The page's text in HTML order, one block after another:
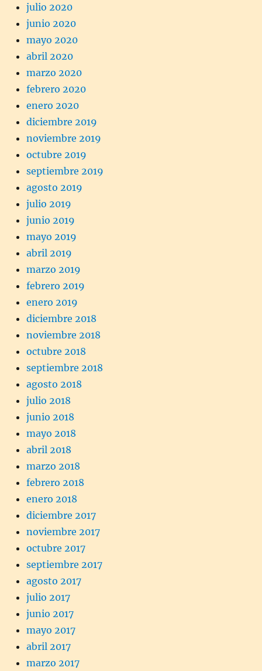
julio 2020
junio 2020
mayo 2020
abril 2020
marzo 2020
febrero 2020
enero 2020
diciembre 2019
noviembre 2019
octubre 2019
septiembre 2019
agosto 2019
julio 2019
junio 2019
mayo 2019
abril 2019
marzo 2019
febrero 2019
enero 2019
diciembre 2018
noviembre 2018
octubre 2018
septiembre 2018
agosto 2018
julio 2018
junio 2018
mayo 2018
abril 2018
marzo 2018
febrero 2018
enero 2018
diciembre 2017
noviembre 2017
octubre 2017
septiembre 2017
agosto 2017
julio 2017
junio 2017
mayo 2017
abril 2017
marzo 2017